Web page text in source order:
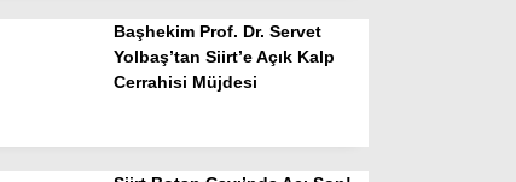
Başhekim Prof. Dr. Servet
Yolbaş’tan Siirt’e Açık Kalp
Cerrahisi Müjdesi